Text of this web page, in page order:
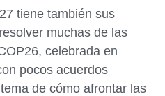
tiene también sus
muchas de las
celebrada en
pocos acuerdos
de cómo afrontar las